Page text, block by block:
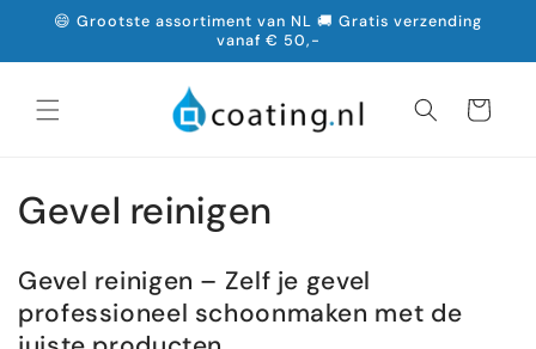
naar de
😄 Grootste assortiment van NL 🚚 Gratis verzending
vanaf € 50,-
Winkelwagen
C
o
l
Gevel reinigen
Gevel reinigen – Zelf je gevel
professioneel schoonmaken met de